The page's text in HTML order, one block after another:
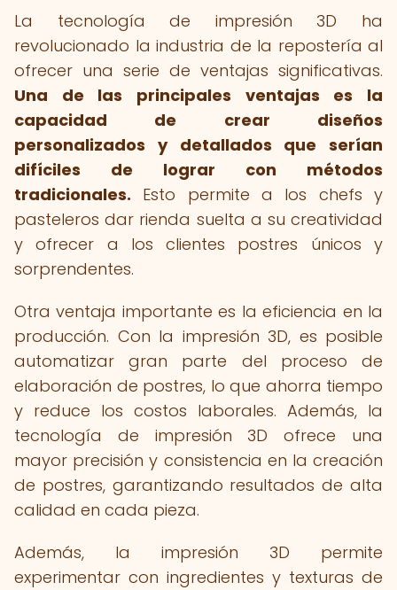
La tecnología de impresión 3D ha
revolucionado la industria de la repostería al
ofrecer una serie de ventajas significativas.
Una de las principales ventajas es la
capacidad de crear diseños
personalizados y detallados que serían
difíciles de lograr con métodos
tradicionales. Esto permite a los chefs y
pasteleros dar rienda suelta a su creatividad
y ofrecer a los clientes postres únicos y
sorprendentes.
Otra ventaja importante es la eficiencia en la
producción. Con la impresión 3D, es posible
automatizar gran parte del proceso de
elaboración de postres, lo que ahorra tiempo
y reduce los costos laborales. Además, la
tecnología de impresión 3D ofrece una
mayor precisión y consistencia en la creación
de postres, garantizando resultados de alta
calidad en cada pieza.
Además, la impresión 3D permite
experimentar con ingredientes y texturas de